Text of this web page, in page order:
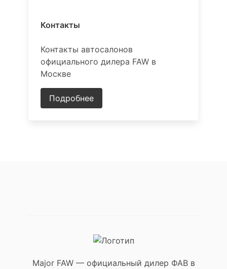
Контакты
Контакты автосалонов
официального дилера FAW в
Москве
Подробнее
Major FAW — официальный дилер ФАВ в